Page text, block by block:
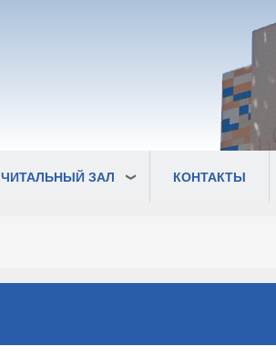
ЧИТАЛЬНЫЙ ЗАЛ КОНТАКТЫ